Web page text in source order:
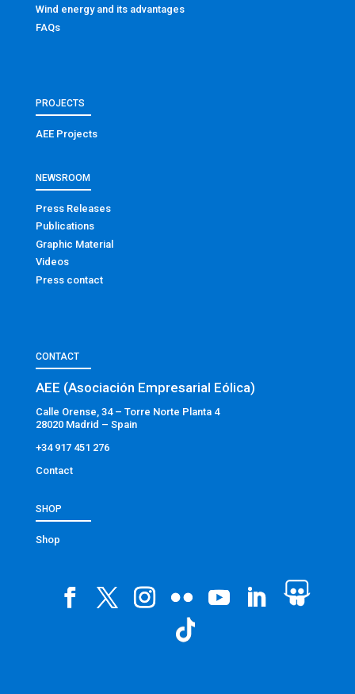
Wind energy and its advantages
FAQs
PROJECTS
AEE Projects
NEWSROOM
Press Releases
Publications
Graphic Material
Videos
Press contact
CONTACT
AEE (Asociación Empresarial Eólica)
Calle Orense, 34 – Torre Norte Planta 4
28020 Madrid – Spain
+34 917 451 276
Contact
SHOP
Shop